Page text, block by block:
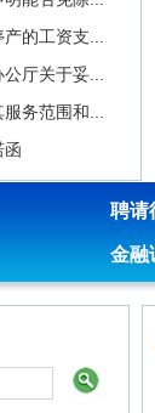
的工资支...
厅关于妥...
务范围和...
函
聘请
金融